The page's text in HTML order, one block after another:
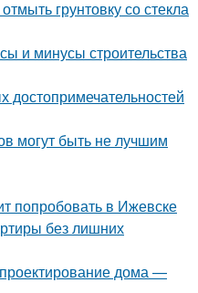
грунтовку со стекла
и минусы строительства
достопримечательностей
могут быть не лучшим
попробовать в Ижевске
без лишних
дома —